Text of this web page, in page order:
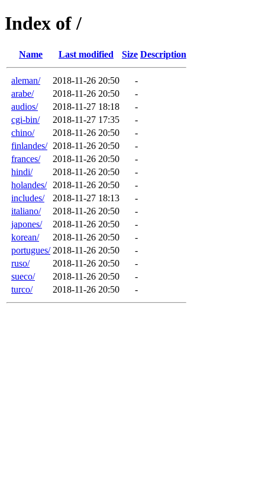
Index of /
Name Last modified Size Description
aleman/ 2018-11-26 20:50
-
arabe/
2018-11-26 20:50
-
audios/
2018-11-27 18:18
-
cgi-bin/
2018-11-27 17:35
-
chino/
2018-11-26 20:50
-
finlandes/ 2018-11-26 20:50
-
frances/
2018-11-26 20:50
-
hindi/
2018-11-26 20:50
-
holandes/
2018-11-26 20:50
-
includes/
2018-11-27 18:13
-
italiano/
2018-11-26 20:50
-
japones/
2018-11-26 20:50
-
korean/
2018-11-26 20:50
-
portugues/ 2018-11-26 20:50
-
ruso/
2018-11-26 20:50
-
sueco/
2018-11-26 20:50
-
turco/
2018-11-26 20:50 -